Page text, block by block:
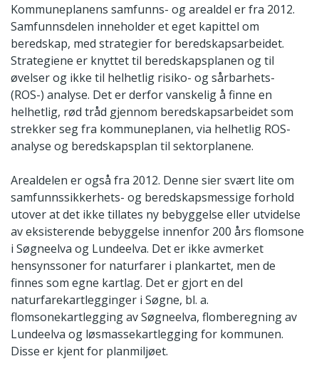
Kommuneplanens samfunns- og arealdel er fra 2012.
Samfunnsdelen inneholder et eget kapittel om
beredskap, med strategier for beredskapsarbeidet.
Strategiene er knyttet til beredskapsplanen og til
øvelser og ikke til helhetlig risiko- og sårbarhets-
(ROS-) analyse. Det er derfor vanskelig å finne en
helhetlig, rød tråd gjennom beredskapsarbeidet som
strekker seg fra kommuneplanen, via helhetlig ROS-
analyse og beredskapsplan til sektorplanene.
Arealdelen er også fra 2012. Denne sier svært lite om
samfunnssikkerhets- og beredskapsmessige forhold
utover at det ikke tillates ny bebyggelse eller utvidelse
av eksisterende bebyggelse innenfor 200 års flomsone
i Søgneelva og Lundeelva. Det er ikke avmerket
hensynssoner for naturfarer i plankartet, men de
finnes som egne kartlag. Det er gjort en del
naturfarekartlegginger i Søgne, bl. a.
flomsonekartlegging av Søgneelva, flomberegning av
Lundeelva og løsmassekartlegging for kommunen.
Disse er kjent for planmiljøet.